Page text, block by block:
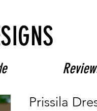
Prissila